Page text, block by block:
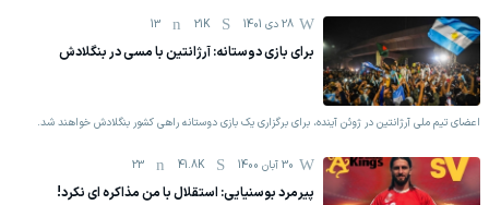
28 دی 1401 21K
13
برای بازی دوستانه: آرژانتین با مسی در بنگلادش
اعضای تیم ملی آرژانتین در ژوئن آینده، برای برگزاری یک بازی دوستانه راهی کشور بنگلادش خواهند شد.
30 آبان 1400 41.8K
23
پیرمرد بوسنیایی: استقلال با من مذاکره ای نکرد!